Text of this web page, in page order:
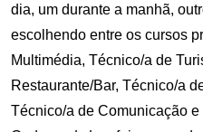
dia, um durante a manhã,
escolhendo entre os cursos
Multimédia, Técnico/a de
Restaurante/Bar, Técnico/a
Técnico/a de Comunicação